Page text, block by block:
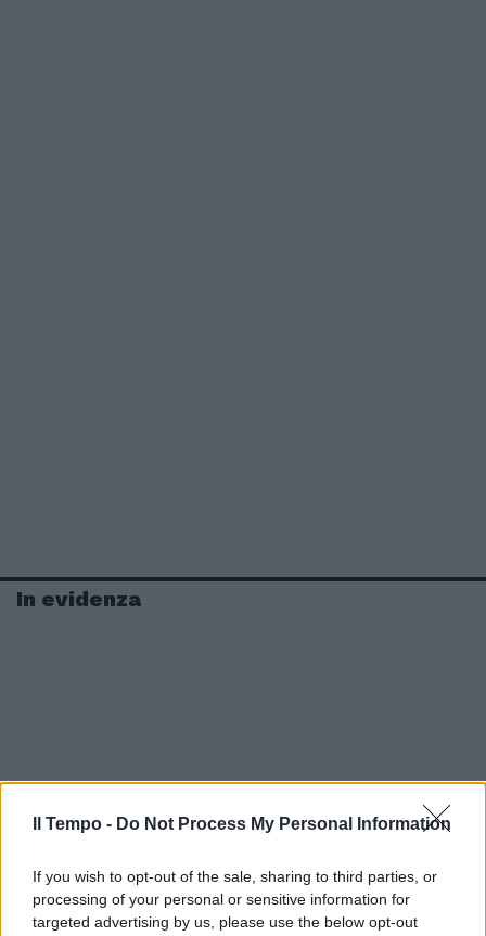
Il Tempo - Do Not Process My Personal Information
If you wish to opt-out of the sale, sharing to third parties, or
processing of your personal or sensitive information for
targeted advertising by us, please use the below opt-out
In evidenza